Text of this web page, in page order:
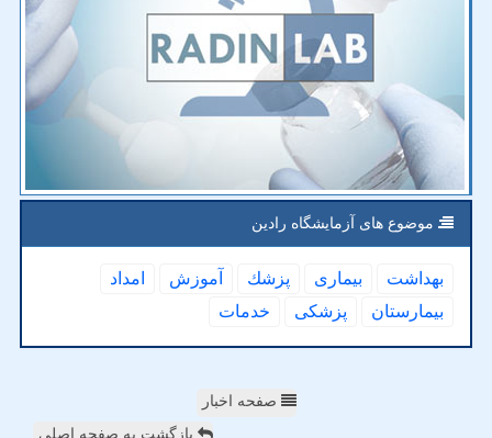
موضوع های آزمایشگاه رادین
بهداشت بیماری پزشك آموزش
امداد
بیمارستان
پزشكی خدمات
صفحه اخبار
بازگشت به صفحه اصلی